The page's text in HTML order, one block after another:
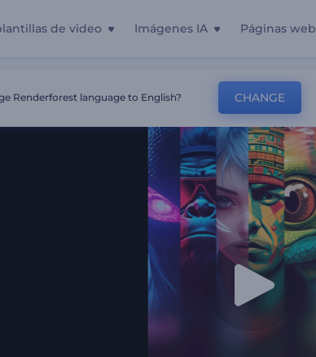
de video Imágenes IA Páginas web
Renderforest language to English? CHANGE